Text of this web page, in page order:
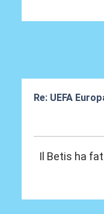
Re: UEFA
Il Betis ha